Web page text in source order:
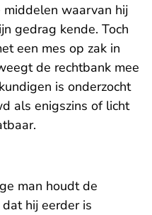
waarvan hij
gedrag kende. Toch
een mes op zak in
de rechtbank mee
is onderzocht
als enigszins of licht
man houdt de
hij eerder is